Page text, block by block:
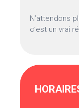
N’attendons
c’est un vrai